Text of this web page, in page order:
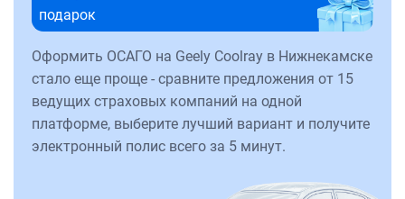
подарок
Оформить ОСАГО на Geely Coolray в Нижнекамске
стало еще проще - сравните предложения от 15
ведущих страховых компаний на одной
платформе, выберите лучший вариант и получите
электронный полис всего за 5 минут.